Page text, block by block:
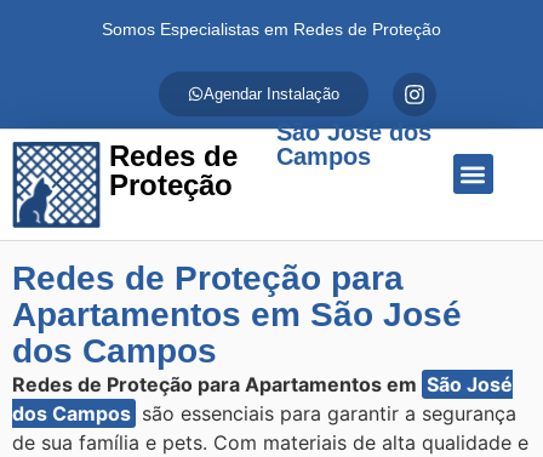
Somos Especialistas em Redes de Proteção
Agendar Instalação
Redes de
Proteção
São José dos
Campos
Redes de Proteção para
Apartamentos em São José
dos Campos
Redes de Proteção para Apartamentos em São José
dos Campos são essenciais para garantir a segurança
de sua família e pets. Com materiais de alta qualidade e